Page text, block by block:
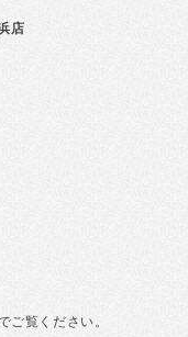
店
ご覧ください。